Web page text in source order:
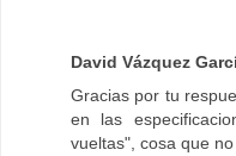
David Vázquez
Gracias por tu
en las
vueltas", cosa que